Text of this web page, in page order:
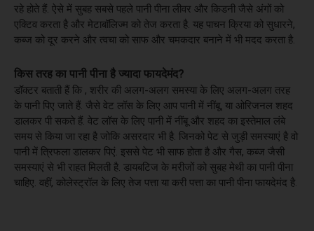
रहे होते हैं. ऐसे में सुबह सबसे पहले पानी पीना लीवर और किडनी जैसे अंगों को
एक्टिव करता है और मेटाबॉलिज्म को तेज करता है. यह पाचन क्रिया को सुधारने,
कब्ज को दूर करने और त्वचा को साफ और चमकदार बनाने में भी मदद करता है.
किस तरह का पानी पीना है ज्यादा फायदेमंद?
डॉक्टर बताती हैं कि , शरीर की अलग-अलग समस्या के लिए अलग-अलग तरह
के पानी पिए जाते हैं. जैसे वेट लॉस के लिए आप पानी में नींबू, या ओरिजनल शहद
डालकर पी सकते हैं. वेट लॉस के लिए पानी में नींबू और शहद का इस्तेमाल लंबे
समय से किया जा रहा है जोकि असरदार भी है. जिनको पेट से जुड़ी समस्याएं है वो
पानी में त्रिफला डालकर पिएं. इससे पेट भी साफ होता है और गैस, कब्ज जैसी
समस्याएं से भी राहत मिलती है. डायबटिज के मरीजों को सुबह मेथी का पानी पीना
चाहिए. वहीं, कोलेस्ट्रॉल के लिए तेज पत्ता या करी पत्ता का पानी पीना फायदेमंद है.